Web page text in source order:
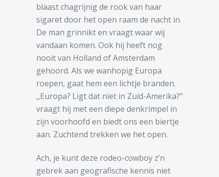
blaast chagrijnig de rook van haar
sigaret door het open raam de nacht in.
De man grinnikt en vraagt waar wij
vandaan komen. Ook hij heeft nog
nooit van Holland of Amsterdam
gehoord. Als we wanhopig Europa
roepen, gaat hem een lichtje branden.
,,Europa? Ligt dat niet in Zuid-Amerika?’’
vraagt hij met een diepe denkrimpel in
zijn voorhoofd en biedt ons een biertje
aan. Zuchtend trekken we het open.
Ach, je kunt deze rodeo-cowboy z’n
gebrek aan geografische kennis niet